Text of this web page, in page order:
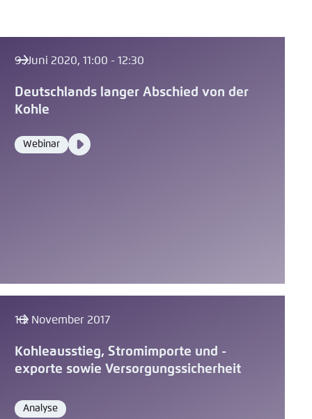
9. Juni 2020, 11:00 - 12:30
Deutschlands langer Abschied von der
Kohle
Format
Webinar
Media
Video
10. November 2017
Kohleausstieg, Stromimporte und -
exporte sowie Versorgungssicherheit
Format
Analyse